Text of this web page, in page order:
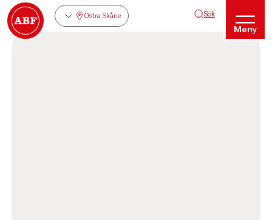
Östra Skåne Sök
Meny